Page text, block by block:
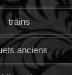
trains
anciens